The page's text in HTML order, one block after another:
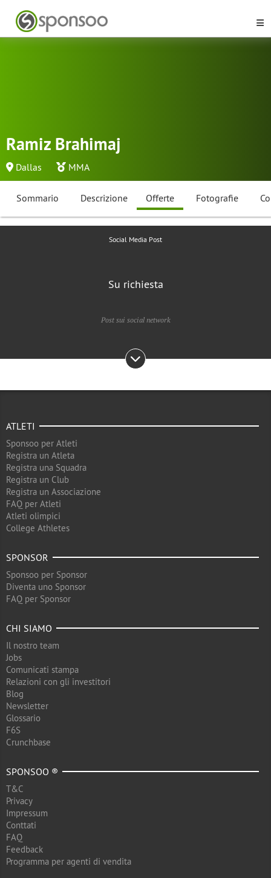
Ramiz Brahimaj
Dallas MMA
Sommario Descrizione Offerte Fotografie
Social Media Post
Su richiesta
Post sui social network
ATLETI
Sponsoo per Atleti
Registra un Atleta
Registra una Squadra
Registra un Club
Registra un Associazione
FAQ per Atleti
Atleti olimpici
College Athletes
SPONSOR
Sponsoo per Sponsor
Diventa uno Sponsor
FAQ per Sponsor
CHI SIAMO
Il nostro team
Jobs
Comunicati stampa
Relazioni con gli investitori
Blog
Newsletter
Glossario
F6S
Crunchbase
SPONSOO ®
T&C
Privacy
Impressum
Conttati
FAQ
Feedback
Programma per agenti di vendita